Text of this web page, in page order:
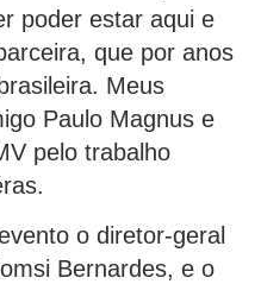
poder estar aqui e
que por anos
Meus
Paulo Magnus e
pelo trabalho
o diretor-geral
Bernardes, e o